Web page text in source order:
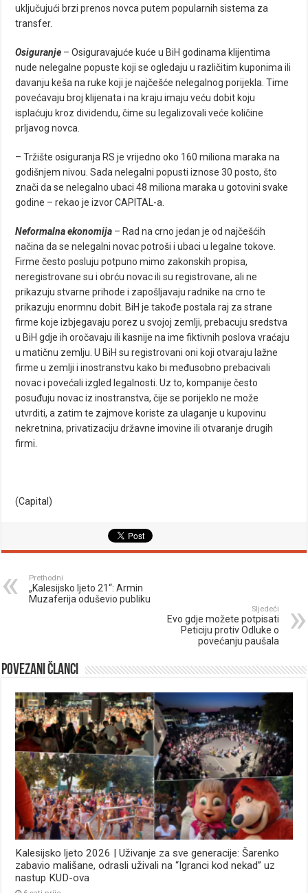
uključujući brzi prenos novca putem popularnih sistema za
transfer.
Osiguranje – Osiguravajuće kuće u BiH godinama klijentima
nude nelegalne popuste koji se ogledaju u različitim kuponima ili
davanju keša na ruke koji je najčešće nelegalnog porijekla. Time
povećavaju broj klijenata i na kraju imaju veću dobit koju
isplaćuju kroz dividendu, čime su legalizovali veće količine
prljavog novca.
– Tržište osiguranja RS je vrijedno oko 160 miliona maraka na
godišnjem nivou. Sada nelegalni popusti iznose 30 posto, što
znači da se nelegalno ubaci 48 miliona maraka u gotovini svake
godine – rekao je izvor CAPITAL-a.
Neformalna ekonomija – Rad na crno jedan je od najčešćih
načina da se nelegalni novac potroši i ubaci u legalne tokove.
Firme često posluju potpuno mimo zakonskih propisa,
neregistrovane su i obrću novac ili su registrovane, ali ne
prikazuju stvarne prihode i zapošljavaju radnike na crno te
prikazuju enormnu dobit. BiH je takođe postala raj za strane
firme koje izbjegavaju porez u svojoj zemlji, prebacuju sredstva
u BiH gdje ih oročavaju ili kasnije na ime fiktivnih poslova vraćaju
u matičnu zemlju. U BiH su registrovani oni koji otvaraju lažne
firme u zemlji i inostranstvu kako bi međusobno prebacivali
novac i povećali izgled legalnosti. Uz to, kompanije često
posuđuju novac iz inostranstva, čije se porijeklo ne može
utvrditi, a zatim te zajmove koriste za ulaganje u kupovinu
nekretnina, privatizaciju državne imovine ili otvaranje drugih
firmi.
(Capital)
Prethodni
„Kalesijsko ljeto 21“: Armin
Muzaferija oduševio publiku
Sljedeći
Evo gdje možete potpisati
Peticiju protiv Odluke o
povećanju paušala
Povezani članci
Kalesijsko ljeto 2026 | Uživanje za sve generacije: Šarenko
zabavio mališane, odrasli uživali na “Igranci kod nekad” uz
nastup KUD-ova